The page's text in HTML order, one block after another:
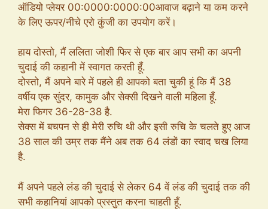
ऑडियो प्लेयर 00:0000:0000:00आवाज बढ़ाने या कम करने
के लिए ऊपर/नीचे एरो कुंजी का उपयोग करें।
हाय दोस्तो, मैं ललिता जोशी फिर से एक बार आप सभी का अपनी
चुदाई की कहानी में स्वागत करती हूँ.
दोस्तो, मैं अपने बारे में पहले ही आपको बता चुकी हूं कि मैं 38
वर्षीय एक सुंदर, कामुक और सेक्सी दिखने वाली महिला हूँ.
मेरा फिगर 36-28-38 है.
सेक्स में बचपन से ही मेरी रुचि थी और इसी रुचि के चलते हुए आज
38 साल की उम्र तक मैंने अब तक 64 लंडों का स्वाद चख लिया
है.
मैं अपने पहले लंड की चुदाई से लेकर 64 वें लंड की चुदाई तक की
सभी कहानियां आपको प्रस्तुत करना चाहती हूँ.